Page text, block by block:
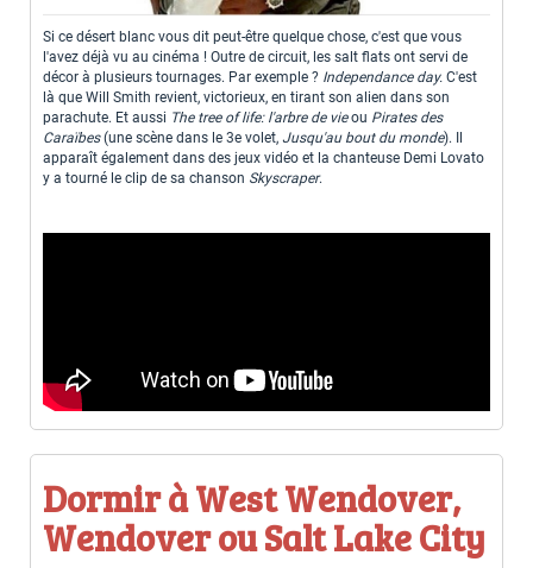
Si ce désert blanc vous dit peut-être quelque chose, c'est que vous
l'avez déjà vu au cinéma ! Outre de circuit, les salt flats ont servi de
décor à plusieurs tournages. Par exemple ? Independance day. C'est
là que Will Smith revient, victorieux, en tirant son alien dans son
parachute. Et aussi The tree of life: l'arbre de vieou Pirates des
Caraïbes(une scène dans le 3e volet, Jusqu'au bout du monde). Il
apparaît également dans des jeux vidéo et la chanteuse Demi Lovato
y a tourné le clip de sa chanson Skyscraper.
Dormir à West Wendover,
Wendover ou Salt Lake City